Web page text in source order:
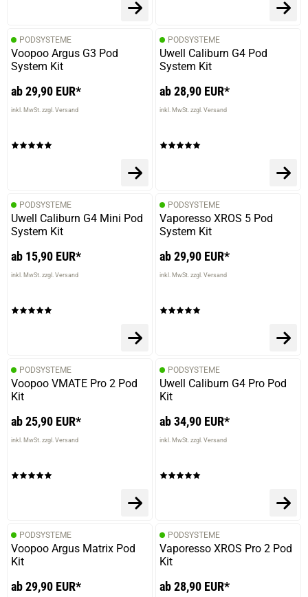
prev
PODSYSTEME
Voopoo Argus G3 Pod
System Kit
ab 29,90 EUR*
inkl. MwSt. zzgl. Versand
PODSYSTEME
Uwell Caliburn G4 Pod
System Kit
ab 28,90 EUR*
inkl. MwSt. zzgl. Versand
PODSYSTEME
Uwell Caliburn G4 Mini Pod
System Kit
ab 15,90 EUR*
inkl. MwSt. zzgl. Versand
PODSYSTEME
Vaporesso XROS 5 Pod
System Kit
ab 29,90 EUR*
inkl. MwSt. zzgl. Versand
PODSYSTEME
Voopoo VMATE Pro 2 Pod
Kit
ab 25,90 EUR*
inkl. MwSt. zzgl. Versand
PODSYSTEME
Uwell Caliburn G4 Pro Pod
Kit
ab 34,90 EUR*
inkl. MwSt. zzgl. Versand
PODSYSTEME
Voopoo Argus Matrix Pod
Kit
ab 29,90 EUR*
PODSYSTEME
Vaporesso XROS Pro 2 Pod
Kit
ab 28,90 EUR*